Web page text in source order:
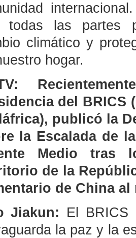
todas las partes
climático y
hogar.
del BRICS
publicó la
la Escalada de
Medio tras
de la
de China al
Jiakun: El BRICS
la paz y la